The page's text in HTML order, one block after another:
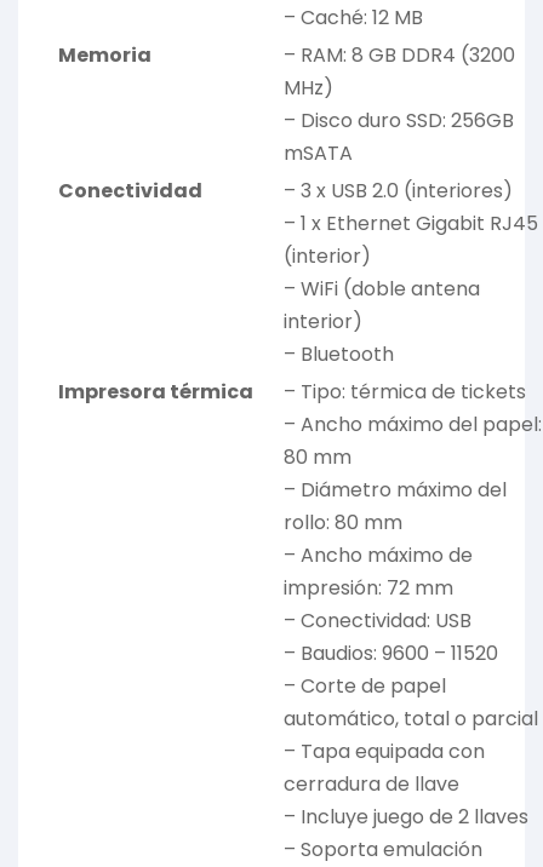
– Caché: 12 MB
Memoria
– RAM: 8 GB DDR4 (3200
MHz)
– Disco duro SSD: 256GB
mSATA
Conectividad
– 3 x USB 2.0 (interiores)
– 1 x Ethernet Gigabit RJ45
(interior)
– WiFi (doble antena
interior)
– Bluetooth
Impresora térmica
– Tipo: térmica de tickets
– Ancho máximo del papel:
80 mm
– Diámetro máximo del
rollo: 80 mm
– Ancho máximo de
impresión: 72 mm
– Conectividad: USB
– Baudios: 9600 – 11520
– Corte de papel
automático, total o parcial
– Tapa equipada con
cerradura de llave
– Incluye juego de 2 llaves
– Soporta emulación